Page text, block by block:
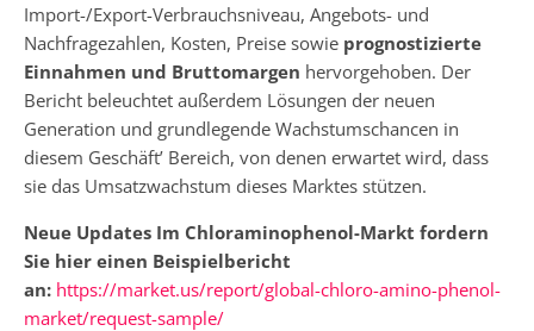
Import-/Export-Verbrauchsniveau, Angebots- und
Nachfragezahlen, Kosten, Preise sowie prognostizierte
Einnahmen und Bruttomargen hervorgehoben. Der
Bericht beleuchtet außerdem Lösungen der neuen
Generation und grundlegende Wachstumschancen in
diesem Geschäft’ Bereich, von denen erwartet wird, dass
sie das Umsatzwachstum dieses Marktes stützen.
Neue Updates Im Chloraminophenol-Markt fordern
Sie hier einen Beispielbericht
an: https://market.us/report/global-chloro-amino-phenol-
market/request-sample/